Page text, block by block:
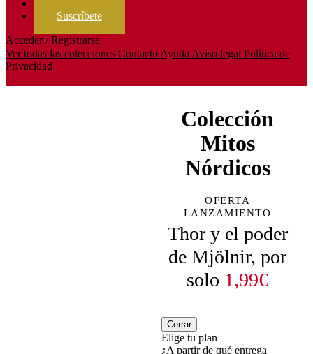
Suscríbete
Acceder / Registrarse
Ver todas las colecciones Contacto Ayuda Aviso legal Política de
Privacidad
Colección
Mitos
Nórdicos
OFERTA
LANZAMIENTO
Thor y el poder
de Mjölnir, por
solo 1,99€
Cerrar
Elige tu plan
¿A partir de qué entrega